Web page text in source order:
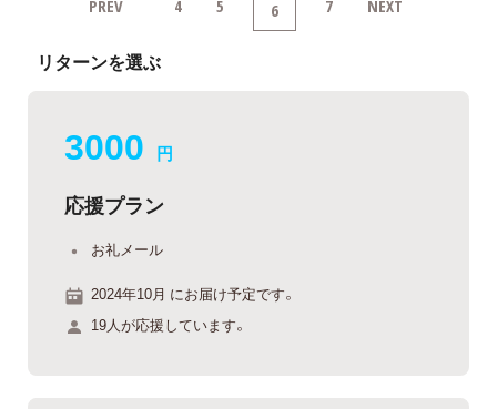
PREV 4 5 6 7 NEXT
リターンを選ぶ
3000 円
応援プラン
お礼メール
2024年10月 にお届け予定です。
19人が応援しています。